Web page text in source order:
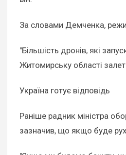
За словами Демченка,
"Більшість дронів, які
Житомирську області
Україна готує відповідь
Раніше радник міністра
зазначив, що якщо буде рух